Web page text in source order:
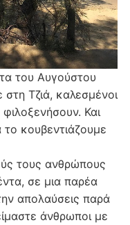
του Αυγούστου
Τζιά, καλεσμένοι
Και
κουβεντιάζουμε
τους ανθρώπους
σε μια παρέα
απολαύσεις παρά
άνθρωποι με